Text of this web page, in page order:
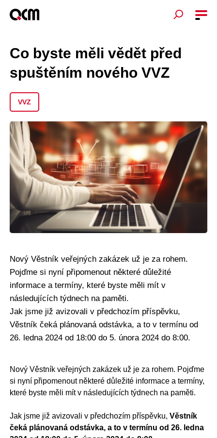
Co byste měli vědět před
spuštěním nového VVZ
VVZ
Nový Věstník veřejných zakázek už je za rohem.
Pojďme si nyní připomenout některé důležité
informace a termíny, které byste měli mít v
následujících týdnech na paměti.
Jak jsme již avizovali v předchozím příspěvku,
Věstník čeká plánovaná odstávka, a to v termínu od
26. ledna 2024 od 18:00 do 5. února 2024 do 8:00.
Nový Věstník veřejných zakázek už je za rohem. Pojďme
si nyní připomenout některé důležité informace a termíny,
které byste měli mít v následujících týdnech na paměti.
Jak jsme již avizovali v předchozím příspěvku, Věstník
čeká plánovaná odstávka, a to v termínu od 26. ledna